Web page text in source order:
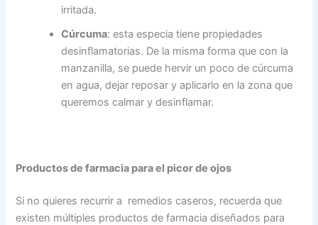
irritada.
Cúrcuma: esta especia tiene propiedades
desinflamatorias. De la misma forma que con la
manzanilla, se puede hervir un poco de cúrcuma
en agua, dejar reposar y aplicarlo en la zona que
queremos calmar y desinflamar.
Productos de farmacia para el picor de ojos
Si no quieres recurrir a remedios caseros, recuerda que
existen múltiples productos de farmacia diseñados para